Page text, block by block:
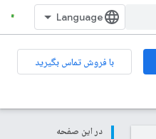
با فروش تماس بگیرید
در این صفحه